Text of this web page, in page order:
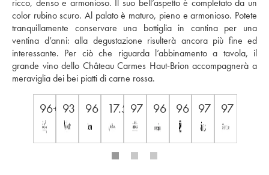
ricco, denso e armonioso. Il suo bell’aspetto è completato da un
color rubino scuro. Al palato è maturo, pieno e armonioso. Potete
tranquillamente conservare una bottiglia in cantina per una
ventina d’anni: alla degustazione risulterà ancora più fine ed
interessante. Per ciò che riguarda l’abbinamento a tavola, il
grande vino dello Château Carmes Haut-Brion accompagnerà a
meraviglia dei bei piatti di carne rossa.
96+ 93 96 17.5 97 96 96 97 97